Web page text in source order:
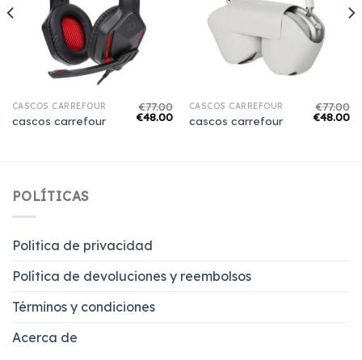
CASCOS CARREFOUR
cascos carrefour
€77.00
€48.00
CASCOS CARREFOUR
cascos carrefour
€77.00
€48.00
POLÍTICAS
Politica de privacidad
Política de devoluciones y reembolsos
Términos y condiciones
Acerca de